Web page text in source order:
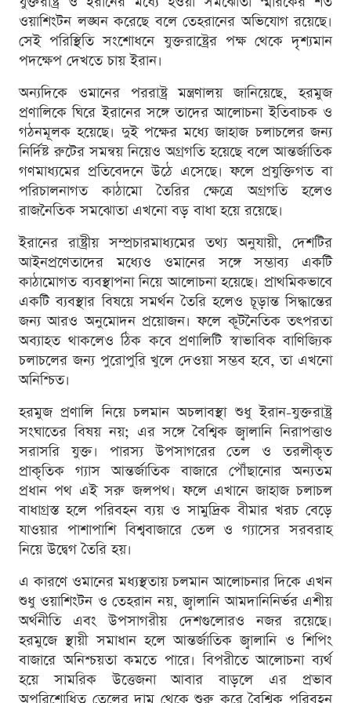
ওয়াশিংটন লঙ্ঘন করেছে বলে তেহরানের অভিযোগ রয়েছে।
সেই পরিস্থিতি সংশোধনে যুক্তরাষ্ট্রের পক্ষ থেকে দৃশ্যমান
পদক্ষেপ দেখতে চায় ইরান।
অন্যদিকে ওমানের পররাষ্ট্র মন্ত্রণালয় জানিয়েছে, হরমুজ
প্রণালিকে ঘিরে ইরানের সঙ্গে তাদের আলোচনা ইতিবাচক ও
গঠনমূলক হয়েছে। দুই পক্ষের মধ্যে জাহাজ চলাচলের জন্য
নির্দিষ্ট রুটের সমন্বয় নিয়েও অগ্রগতি হয়েছে বলে আন্তর্জাতিক
গণমাধ্যমের প্রতিবেদনে উঠে এসেছে। ফলে প্রযুক্তিগত বা
পরিচালনাগত কাঠামো তৈরির ক্ষেত্রে অগ্রগতি হলেও
রাজনৈতিক সমঝোতা এখনো বড় বাধা হয়ে রয়েছে।
ইরানের রাষ্ট্রীয় সম্প্রচারমাধ্যমের তথ্য অনুযায়ী, দেশটির
আইনপ্রণেতাদের মধ্যেও ওমানের সঙ্গে সম্ভাব্য একটি
কাঠামোগত ব্যবস্থাপনা নিয়ে আলোচনা হয়েছে। প্রাথমিকভাবে
একটি ব্যবস্থার বিষয়ে সমর্থন তৈরি হলেও চূড়ান্ত সিদ্ধান্তের
জন্য আরও অনুমোদন প্রয়োজন। ফলে কূটনৈতিক তৎপরতা
অব্যাহত থাকলেও ঠিক কবে প্রণালিটি স্বাভাবিক বাণিজ্যিক
চলাচলের জন্য পুরোপুরি খুলে দেওয়া সম্ভব হবে, তা এখনো
অনিশ্চিত।
হরমুজ প্রণালি নিয়ে চলমান অচলাবস্থা শুধু ইরান-যুক্তরাষ্ট্র
সংঘাতের বিষয় নয়; এর সঙ্গে বৈশ্বিক জ্বালানি নিরাপত্তাও
সরাসরি যুক্ত। পারস্য উপসাগরের তেল ও তরলীকৃত
প্রাকৃতিক গ্যাস আন্তর্জাতিক বাজারে পৌঁছানোর অন্যতম
প্রধান পথ এই সরু জলপথ। ফলে এখানে জাহাজ চলাচল
বাধাগ্রস্ত হলে পরিবহন ব্যয় ও সামুদ্রিক বীমার খরচ বেড়ে
যাওয়ার পাশাপাশি বিশ্ববাজারে তেল ও গ্যাসের সরবরাহ
নিয়ে উদ্বেগ তৈরি হয়।
এ কারণে ওমানের মধ্যস্থতায় চলমান আলোচনার দিকে এখন
শুধু ওয়াশিংটন ও তেহরান নয়, জ্বালানি আমদানিনির্ভর এশীয়
অর্থনীতি এবং উপসাগরীয় দেশগুলোরও নজর রয়েছে।
হরমুজে স্থায়ী সমাধান হলে আন্তর্জাতিক জ্বালানি ও শিপিং
বাজারে অনিশ্চয়তা কমতে পারে। বিপরীতে আলোচনা ব্যর্থ
হয়ে সামরিক উত্তেজনা আবার বাড়লে এর প্রভাব